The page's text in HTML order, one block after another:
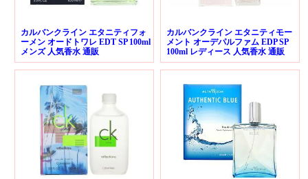
カルバンクライン エタニティフォ
ーメン オードトワレ EDT SP 100ml
メンズ 人気香水 通販
カルバンクライン エタニティモー
メント オーデパルファム EDP SP
100ml レディース 人気香水 通販